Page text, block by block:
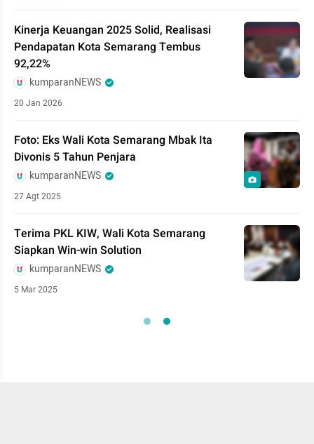
Kinerja Keuangan 2025 Solid, Realisasi
Pendapatan Kota Semarang Tembus
92,22%
kumparanNEWS
20 Jan 2026
Foto: Eks Wali Kota Semarang Mbak Ita
Divonis 5 Tahun Penjara
kumparanNEWS
27 Agt 2025
Terima PKL KIW, Wali Kota Semarang
Siapkan Win-win Solution
kumparanNEWS
5 Mar 2025